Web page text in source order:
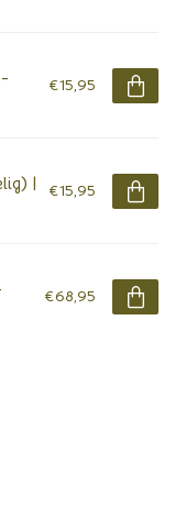
€15,95
| €15,95
€68,95